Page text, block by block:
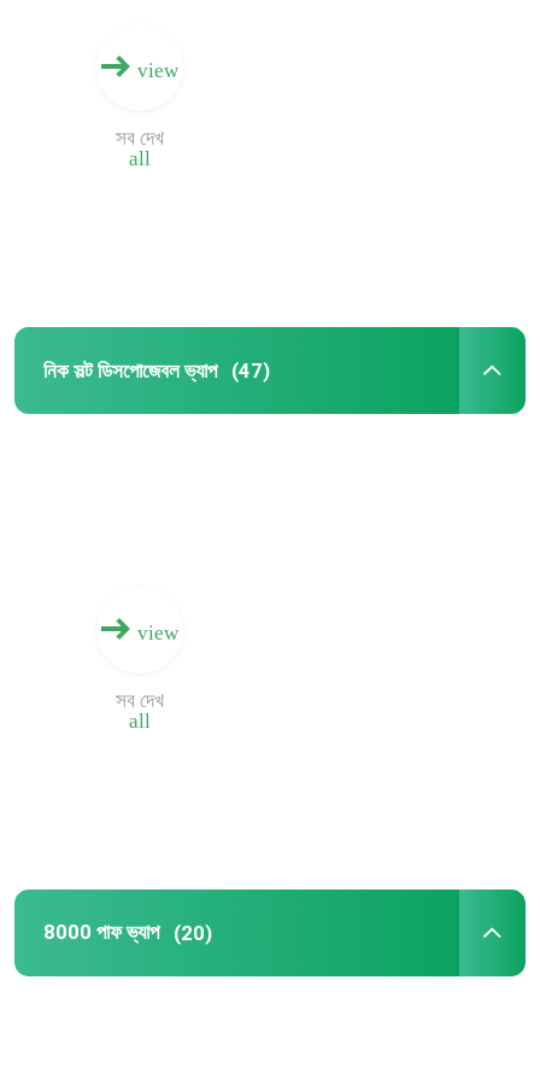
view
all
সব দেখ
নিক সল্ট ডিসপোজেবল ভ্যাপ (47)
view
all
সব দেখ
8000 পাফ ভ্যাপ (20)